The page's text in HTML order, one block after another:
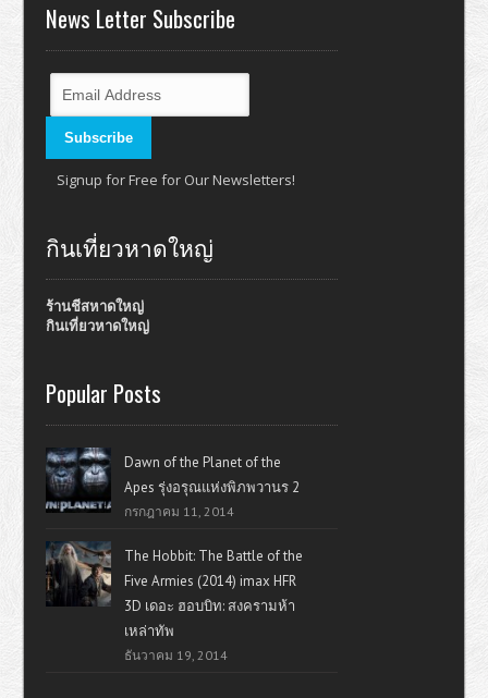
News Letter Subscribe
Signup for Free for Our Newsletters!
กินเที่ยวหาดใหญ่
ร้านชีสหาดใหญ่
กินเที่ยวหาดใหญ่
Popular Posts
Dawn of the Planet of the
Apes รุ่งอรุณแห่งพิภพวานร 2
กรกฎาคม 11, 2014
The Hobbit: The Battle of the
Five Armies (2014) imax HFR
3D เดอะ ฮอบบิท: สงครามห้า
เหล่าทัพ
ธันวาคม 19, 2014